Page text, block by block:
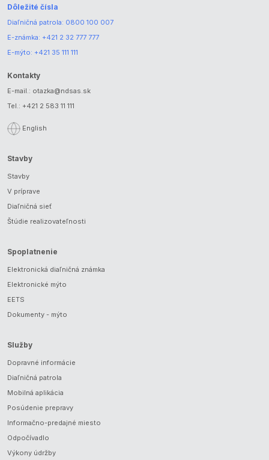
Dôležité čísla
Diaľničná patrola: 0800 100 007
E-známka: +421 2 32 777 777
E-mýto: +421 35 111 111
Kontakty
E-mail.: otazka@ndsas.sk
Tel.: +421 2 583 11 111
English
Stavby
Stavby
V príprave
Diaľničná sieť
Štúdie realizovateľnosti
Spoplatnenie
Elektronická diaľničná známka
Elektronické mýto
EETS
Dokumenty - mýto
Služby
Dopravné informácie
Diaľničná patrola
Mobilná aplikácia
Posúdenie prepravy
Informačno-predajné miesto
Odpočívadlo
Výkony údržby